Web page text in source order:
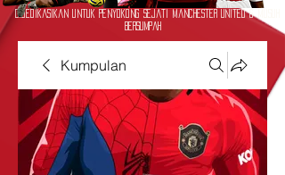
Didedikasikan untuk Penyokong Sejati Manchester United & Musuh
Bersumpah
Kumpulan